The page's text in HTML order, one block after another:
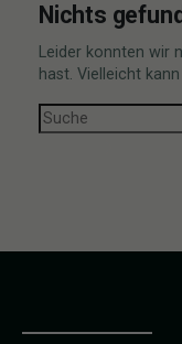
Nichts
Leider konnten wir
hast. Vielleicht
Suche nach: